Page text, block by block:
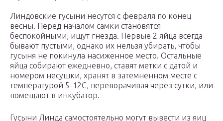
Линдовские гусыни несутся с февраля по конец
весны. Перед началом самки становятся
беспокойными, ищут гнезда. Первые 2 яйца всегда
бывают пустыми, однако их нельзя убирать, чтобы
гусыня не покинула насиженное место. Остальные
яйца собирают ежедневно, ставят метки с датой и
номером несушки, хранят в затемненном месте с
температурой 5-12С, переворачивая через сутки, или
помещают в инкубатор.
Гусыни Линда самостоятельно могут вывести из яиц